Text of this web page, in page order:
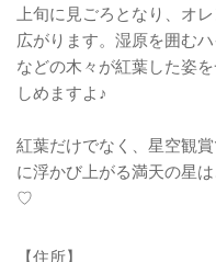
上旬に見ごろとなり、オ
広がります。湿原を囲む
などの木々が紅葉した姿
しめますよ♪
紅葉だけでなく、星空観
に浮かび上がる満天の星
♡
【住所】